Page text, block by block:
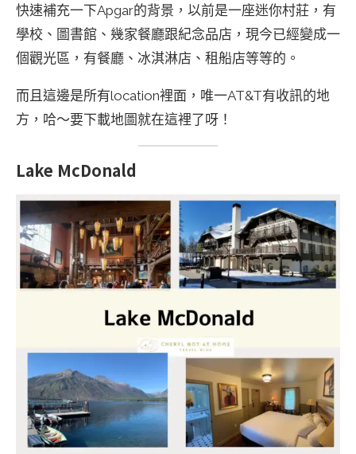
快速補充一下Apgar的背景，以前是一座迷你村莊，有
學校、圖書館、幾家餐廳跟紀念品店，現今已經變成一
個觀光區，有餐廳、冰淇淋店、租船店等等的。
而且這邊是所有location裡面，唯一AT&T有收訊的地
方，哈～要下載地圖就在這裡了呀！
Lake McDonald